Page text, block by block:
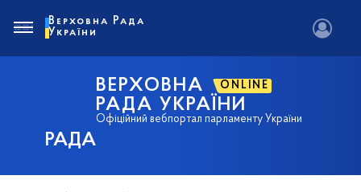
РАДА
ВЕРХОВНА ONLINE
РАДА УКРАЇНИ
Офіційний вебпортал парламенту України
Верховна Рада
України